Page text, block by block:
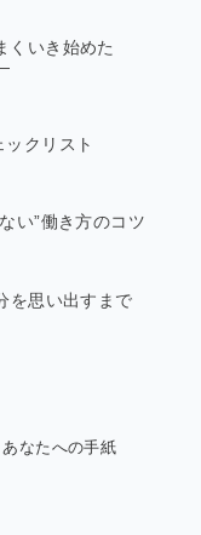
くいき始めた
クリスト
い”働き方のコツ
を思い出すまで
あなたへの手紙